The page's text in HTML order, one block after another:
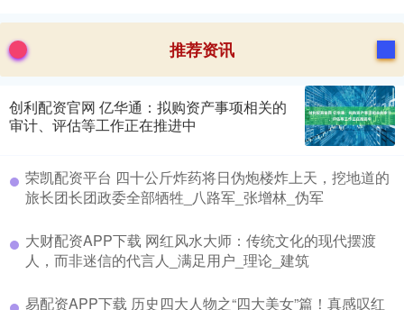
推荐资讯
创利配资官网 亿华通：拟购资产事项相关的
审计、评估等工作正在推进中
荣凯配资平台 四十公斤炸药将日伪炮楼炸上天，挖地道的
旅长团长团政委全部牺牲_八路军_张增林_伪军
大财配资APP下载 网红风水大师：传统文化的现代摆渡
人，而非迷信的代言人_满足用户_理论_建筑
易配资APP下载 历史四大人物之“四大美女”篇！真感叹红